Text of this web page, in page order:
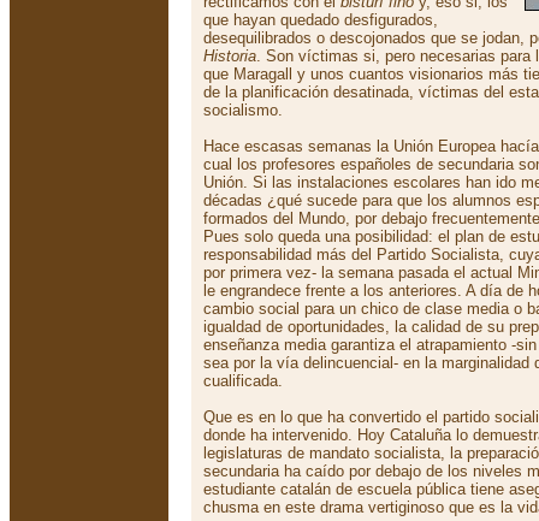
que hayan quedado desfigurados,
desequilibrados o descojonados que se jodan,
Historia. Son víctimas si, pero necesarias para
que Maragall y unos cuantos visionarios más
de la planificación desatinada, víctimas del
socialismo.
Hace escasas semanas la Unión Europea
cual los profesores españoles de secundaria
Unión. Si las instalaciones escolares han ido
décadas ¿qué sucede para que los alumnos
formados del Mundo, por debajo
Pues solo queda una posibilidad: el plan de
responsabilidad más del Partido Socialista,
por primera vez- la semana pasada el actual
le engrandece frente a los anteriores. A día de
cambio social para un chico de clase media o
igualdad de oportunidades, la calidad de su
enseñanza media garantiza el atrapamiento -
sea por la vía delincuencial- en la marginalidad
cualificada.
Que es en lo que ha convertido el partido
donde ha intervenido. Hoy Cataluña lo
legislaturas de mandato socialista, la
secundaria ha caído por debajo de los niveles
estudiante catalán de escuela pública tiene
chusma en este drama vertiginoso que es la